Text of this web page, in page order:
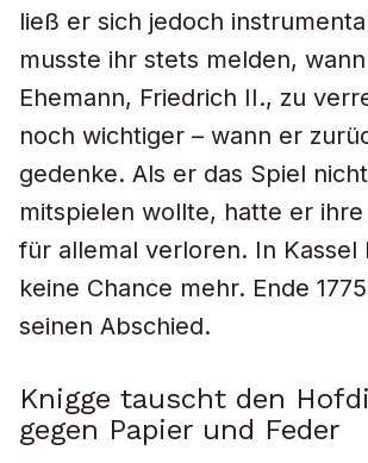
ließ er sich jedoch
musste ihr stets melden,
Ehemann, Friedrich II., zu
noch wichtiger – wann er
gedenke. Als er das Spiel
mitspielen wollte, hatte er ihre
für allemal verloren. In Kassel
keine Chance mehr. Ende
seinen Abschied.
Knigge tauscht den
gegen Papier und Feder